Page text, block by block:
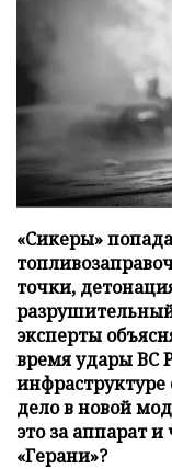
«Сикеры»
точки,
эксперты
время удары ВС
инфраструктуре
дело в новой
это за аппарат
«Герани»?